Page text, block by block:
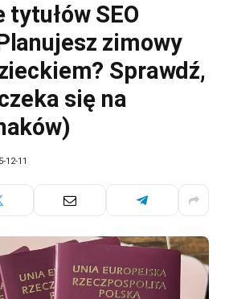
tytułów SEO
zimowy
Sprawdź,
się na
12-11